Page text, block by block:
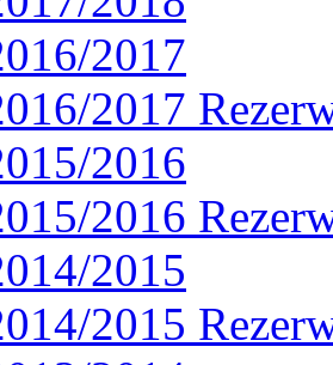
2017
2017
2016
2016
2015
2015